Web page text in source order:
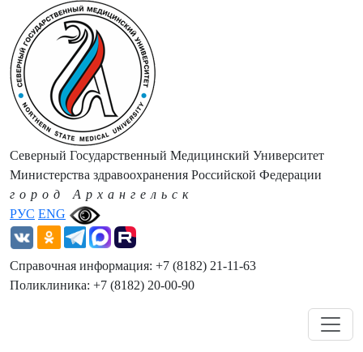
РУС ENG
Северный Государственный Медицинский Университет
Министерства здравоохранения Российской Федерации
город Архангельск
Справочная информация: +7 (8182) 21-11-63
Поликлиника: +7 (8182) 20-00-90